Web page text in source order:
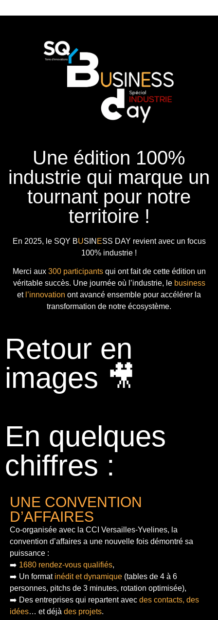
Une édition 100%
industrie qui marque un
tournant pour notre
territoire !
En 2025, le SQY BUSIN ESS DAY revient avec un focus
100% industrie !
Merci aux 300 participantsqui ont fait de cette édition un
véritable succès. Une journée où l’industrie, le business
et l’innovation ont avancé ensemble pour accélérer la
transformation de notre écosystème.
Retour en
images 🎥
En quelques
chiffres :
UNE CONVENTION
D’AFFAIRES
Co-organisée avec la CCI Versailles-Yvelines, la
convention d’affaires a une nouvelle fois démontré sa
puissance :
➡️ 1680 rendez-vous qualifiés,
➡️ Un format inédit et dynamique (tables de 4 à 6
personnes, pitchs de 3 minutes, rotation optimisée),
➡️ Des entreprises qui repartent avec des contacts, des
idées… et déjà des projets.